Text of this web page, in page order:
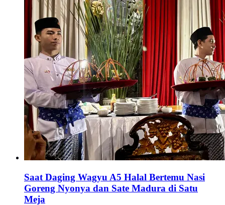
Saat Daging Wagyu A5 Halal Bertemu Nasi
Goreng Nyonya dan Sate Madura di Satu
Meja